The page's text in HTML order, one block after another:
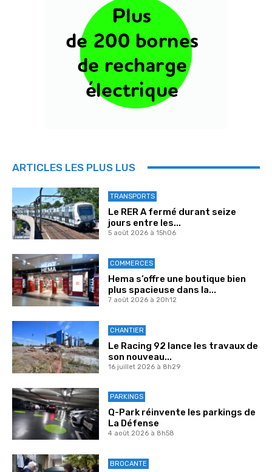
ARTICLES LES PLUS LUS
TRANSPORTS
Le RER A fermé durant seize
jours entre les...
5 août 2026 à 15h06
COMMERCES
Hema s’offre une boutique bien
plus spacieuse dans la...
7 août 2026 à 20h12
CHANTIER
Le Racing 92 lance les travaux de
son nouveau...
16 juillet 2026 à 8h29
PARKINGS
Q-Park réinvente les parkings de
La Défense
4 août 2026 à 8h58
BROCANTE